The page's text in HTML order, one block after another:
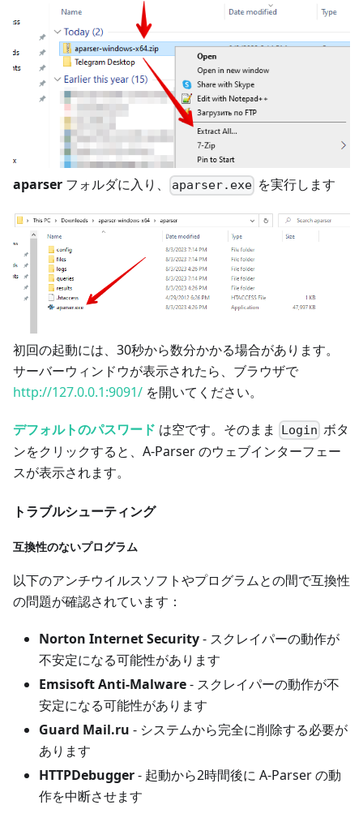
aparser フォルダに入り、 aparser.exe を実行します
初回の起動には、30秒から数分かかる場合があります。
サーバーウィンドウが表示されたら、ブラウザで
http://127.0.0.1:9091/ を開いてください。
デフォルトのパスワード は空です。そのまま Login ボタ
ンをクリックすると、A-Parser のウェブインターフェー
スが表示されます。
トラブルシューティング
互換性のないプログラム
以下のアンチウイルスソフトやプログラムとの間で互換性
の問題が確認されています：
Norton Internet Security- スクレイパーの動作が
不安定になる可能性があります
Emsisoft Anti-Malware- スクレイパーの動作が不
安定になる可能性があります
Guard Mail.ru - システムから完全に削除する必要が
あります
HTTPDebugger- 起動から2時間後に A-Parser の動
作を中断させます